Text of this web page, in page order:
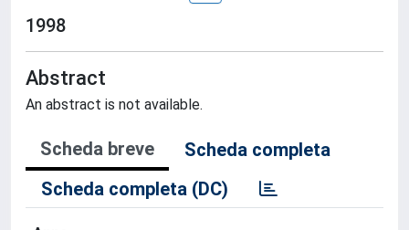
1998
Abstract
An abstract is not available.
Scheda breve
Scheda completa
Scheda completa (DC)